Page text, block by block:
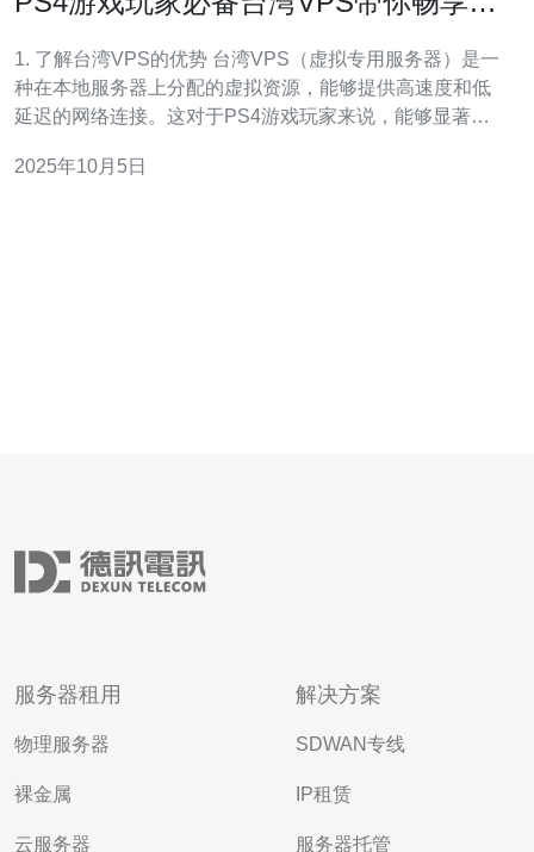
1. 了解台湾VPS的优势 台湾VPS（虚拟专用服务器）是一
种在本地服务器上分配的虚拟资源，能够提供高速度和低
延迟的网络连接。这对于PS4游戏玩家来说，能够显著改
多人在线游戏时。因此，选择一个好的VPS服务是至关重
2025年10月5日
服务器租用
物理服务器
裸金属
云服务器
解决方案
SDWAN专线
IP租赁
服务器托管